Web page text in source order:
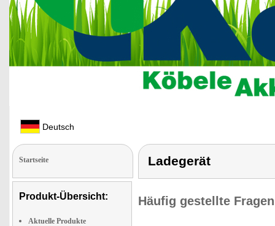
Deutsch
Startseite
Produkt-Übersicht:
Aktuelle Produkte
Ladegerät
Häufig gestellte